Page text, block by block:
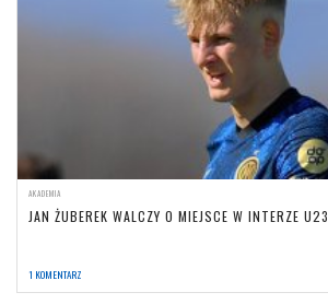
AKADEMIA
JAN ŻUBEREK WALCZY O MIEJSCE W INTERZE U23
1 KOMENTARZ